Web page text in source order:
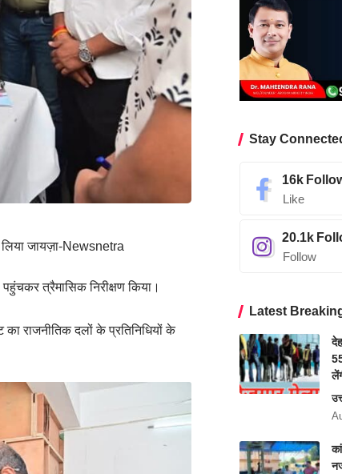
लिया जायज़ा-Newsnetra
त्रैमासिक निरीक्षण किया।
का राजनीतिक दलों के प्रतिनिधियों के
Stay
16k
Like
20.1k
Follow
Latest